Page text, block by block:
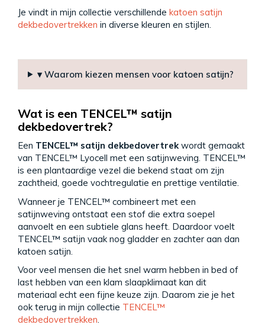
Je vindt in mijn collectie verschillende katoen satijn
dekbedovertrekken in diverse kleuren en stijlen.
▾ Waarom kiezen mensen voor katoen satijn?
Wat is een TENCEL™ satijn
dekbedovertrek?
Een TENCEL™ satijn dekbedovertrekwordt gemaakt
van TENCEL™ Lyocell met een satijnweving. TENCEL™
is een plantaardige vezel die bekend staat om zijn
zachtheid, goede vochtregulatie en prettige ventilatie.
Wanneer je TENCEL™ combineert met een
satijnweving ontstaat een stof die extra soepel
aanvoelt en een subtiele glans heeft. Daardoor voelt
TENCEL™ satijn vaak nog gladder en zachter aan dan
katoen satijn.
Voor veel mensen die het snel warm hebben in bed of
last hebben van een klam slaapklimaat kan dit
materiaal echt een fijne keuze zijn. Daarom zie je het
ook terug in mijn collectie TENCEL™
dekbedovertrekken.